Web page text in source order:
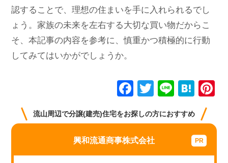
認することで、理想の住まいを手に入れられるでし
ょう。家族の未来を左右する大切な買い物だからこ
そ、本記事の内容を参考に、慎重かつ積極的に行動
してみてはいかがでしょうか。
F
c
e
b
T
tt
er
Li
e
H
at
e
n
a
流山周辺で分譲(建売)住宅をお探しの方におすすめ
興和流通商事株式会社